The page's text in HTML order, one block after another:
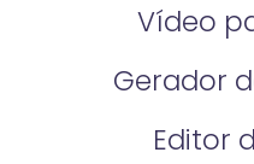
Vídeo
Gerador
Editor